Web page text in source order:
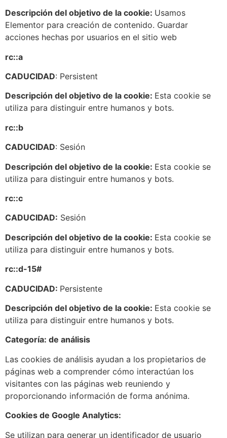
Descripción del objetivo de la cookie: Usamos
Elementor para creación de contenido. Guardar
acciones hechas por usuarios en el sitio web
rc::a
CADUCIDAD: Persistent
Descripción del objetivo de la cookie: Esta cookie se
utiliza para distinguir entre humanos y bots.
rc::b
CADUCIDAD: Sesión
Descripción del objetivo de la cookie: Esta cookie se
utiliza para distinguir entre humanos y bots.
rc::c
CADUCIDAD: Sesión
Descripción del objetivo de la cookie: Esta cookie se
utiliza para distinguir entre humanos y bots.
rc::d-15#
CADUCIDAD: Persistente
Descripción del objetivo de la cookie: Esta cookie se
utiliza para distinguir entre humanos y bots.
Categoría: de análisis
Las cookies de análisis ayudan a los propietarios de
páginas web a comprender cómo interactúan los
visitantes con las páginas web reuniendo y
proporcionando información de forma anónima.
Cookies de Google Analytics:
Se utilizan para generar un identificador de usuario